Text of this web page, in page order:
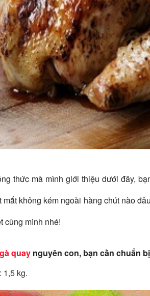
thức mà mình giới thiệu dưới đây,
mắt không kém ngoài hàng chút nào
cùng mình nhé!
gà quay nguyên con, bạn cần chuẩn
1,5 kg.